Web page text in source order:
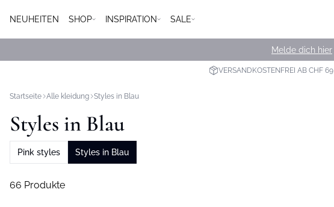
NEUHEITEN SHOP INSPIRATION SALE
Melde dich hier
VERSANDKOSTENFREI AB CHF 69
Startseite Alle kleidung Styles in Blau
Styles in Blau
Pink styles Styles in Blau
66 Produkte